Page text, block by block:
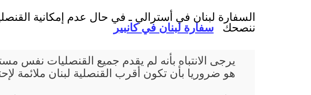
السفارة لبنان في أسترالي ـ في حال عدم إمكانية
ننصحكسفارة لبنان في كانبير
يرجى الانتباه بأنه لم يقدم جميع القنصليات نفس
هو ضروريا بأن تكون أقرب القنصلية لبنان ملائمة